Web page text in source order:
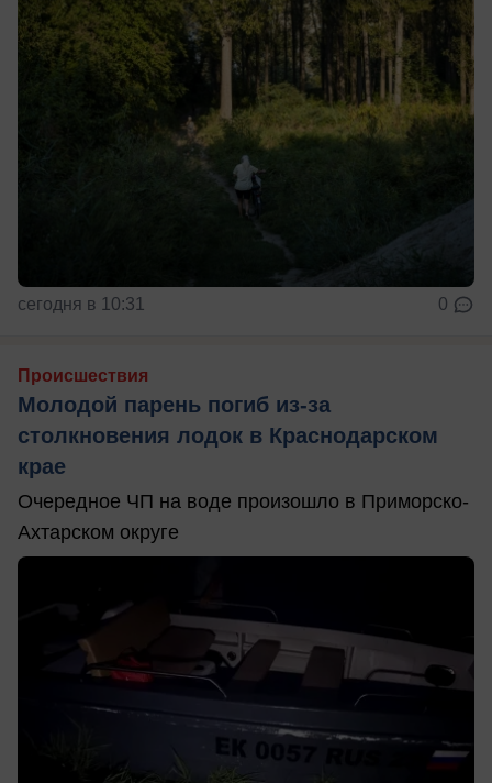
сегодня в 10:31 0
Происшествия
Молодой парень погиб из-за
столкновения лодок в Краснодарском
крае
Очередное ЧП на воде произошло в Приморско-
Ахтарском округе